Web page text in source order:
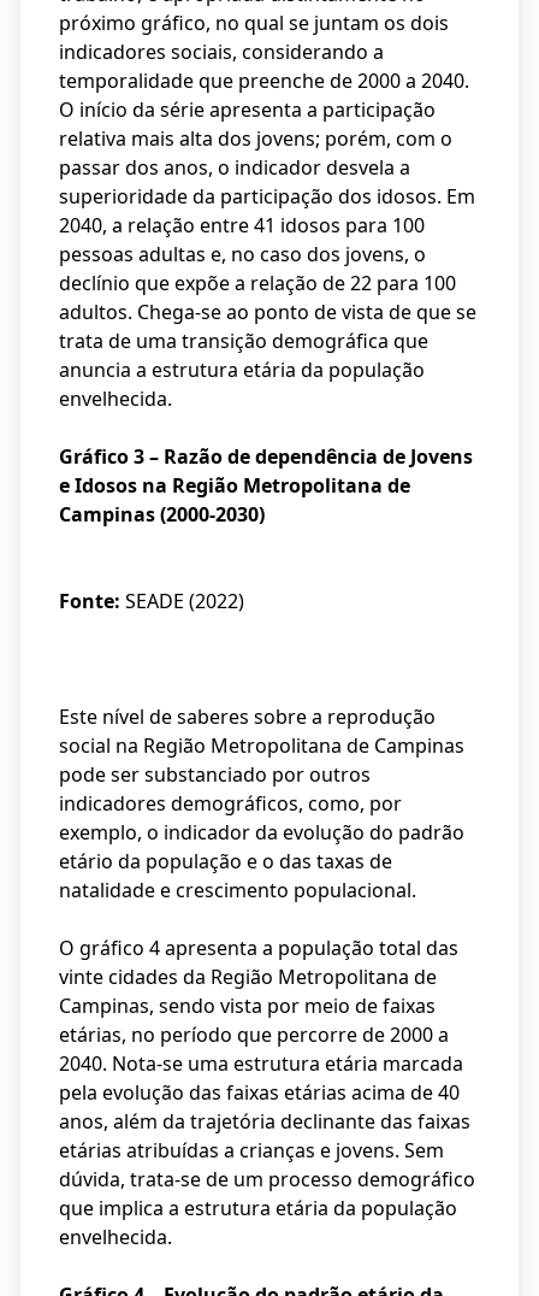
próximo gráfico, no qual se juntam os dois
indicadores sociais, considerando a
temporalidade que preenche de 2000 a 2040.
O início da série apresenta a participação
relativa mais alta dos jovens; porém, com o
passar dos anos, o indicador desvela a
superioridade da participação dos idosos. Em
2040, a relação entre 41 idosos para 100
pessoas adultas e, no caso dos jovens, o
declínio que expõe a relação de 22 para 100
adultos. Chega-se ao ponto de vista de que se
trata de uma transição demográfica que
anuncia a estrutura etária da população
envelhecida.
Gráfico 3 – Razão de dependência de Jovens
e Idosos na Região Metropolitana de
Campinas (2000-2030)
Fonte: SEADE (2022)
Este nível de saberes sobre a reprodução
social na Região Metropolitana de Campinas
pode ser substanciado por outros
indicadores demográficos, como, por
exemplo, o indicador da evolução do padrão
etário da população e o das taxas de
natalidade e crescimento populacional.
O gráfico 4 apresenta a população total das
vinte cidades da Região Metropolitana de
Campinas, sendo vista por meio de faixas
etárias, no período que percorre de 2000 a
2040. Nota-se uma estrutura etária marcada
pela evolução das faixas etárias acima de 40
anos, além da trajetória declinante das faixas
etárias atribuídas a crianças e jovens. Sem
dúvida, trata-se de um processo demográfico
que implica a estrutura etária da população
envelhecida.